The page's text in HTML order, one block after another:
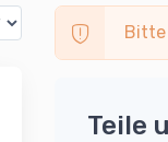
Bitte
Teile